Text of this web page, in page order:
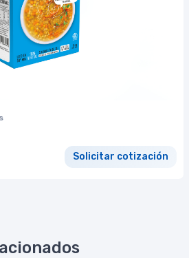
Solicitar cotización